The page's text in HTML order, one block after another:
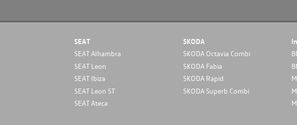
SEAT
SEAT Alhambra
SEAT Leon
SEAT Ibiza
SEAT Leon ST
SEAT Ateca
SKODA
SKODA Octavia Combi
SKODA Fabia
SKODA Rapid
SKODA Superb Combi